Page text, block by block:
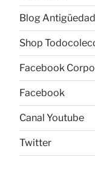
Blog
Shop
Facebook
Facebook
Canal Youtube
Twitter